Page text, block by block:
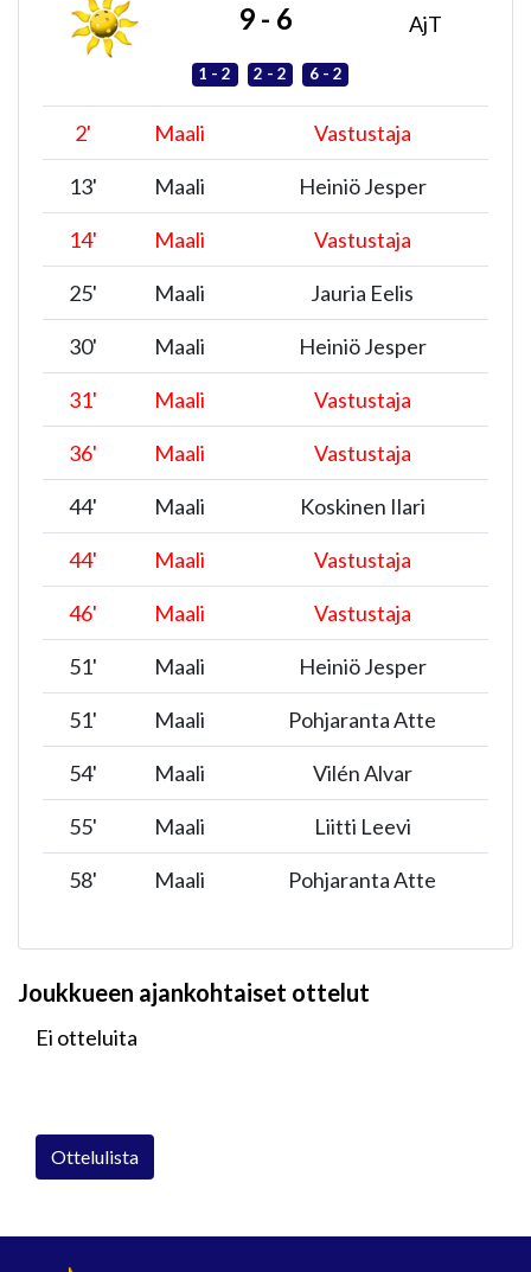
9 - 6 AjT
1 - 2 2 - 2 6 - 2
2' Maali Vastustaja
13' Maali Heiniö Jesper
14' Maali Vastustaja
25' Maali Jauria Eelis
30' Maali Heiniö Jesper
31' Maali Vastustaja
36' Maali Vastustaja
44' Maali Koskinen Ilari
44' Maali Vastustaja
46' Maali Vastustaja
51' Maali Heiniö Jesper
51' Maali Pohjaranta Atte
54' Maali Vilén Alvar
55' Maali Liitti Leevi
58' Maali Pohjaranta Atte
Joukkueen ajankohtaiset ottelut
Ei otteluita
Ottelulista